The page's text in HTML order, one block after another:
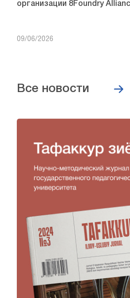
организации 8Foundry
09/06/2026
Все новости